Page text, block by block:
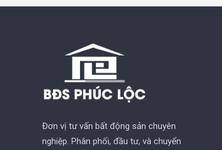
Đơn vị tư vấn bất động sản chuyên
nghiệp. Phân phối, đầu tư, và chuyển